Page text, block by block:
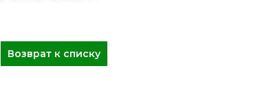
Возврат к списку